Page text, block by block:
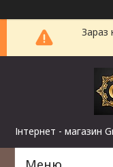
Зараз
Інтернет - магазин